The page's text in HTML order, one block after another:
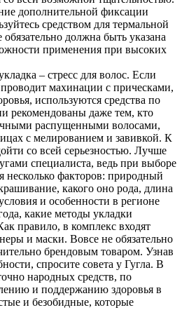
дополнительной фиксации
средством для термальной
должна быть указана
применения при высоких
– стресс для волос. Если
махинации с прическами,
используются средства по
рекомендованы даже тем, кто
распущенными волосами,
с мелированием и завивкой. К
со всей серьезностью. Лучше
специалиста, ведь при выборе
несколько факторов: природный
какого оно рода, длина
и особенности в регионе
какие методы укладки
правило, в комплекс входят
и маски. Вовсе не обязательно
брендовым товаром. Узнав
спросите совета у Гугла. В
народных средств, по
и поддержанию здоровья в
и безобидные, которые